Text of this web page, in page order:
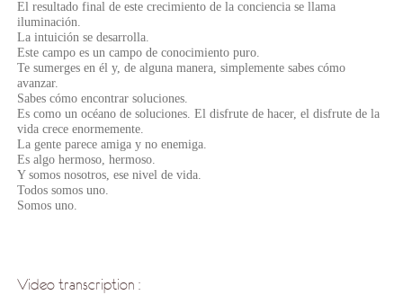
El resultado final de este crecimiento de la conciencia se llama
iluminación.
La intuición se desarrolla.
Este campo es un campo de conocimiento puro.
Te sumerges en él y, de alguna manera, simplemente sabes cómo
avanzar.
Sabes cómo encontrar soluciones.
Es como un océano de soluciones. El disfrute de hacer, el disfrute de la
vida crece enormemente.
La gente parece amiga y no enemiga.
Es algo hermoso, hermoso.
Y somos nosotros, ese nivel de vida.
Todos somos uno.
Somos uno.
Video transcription :